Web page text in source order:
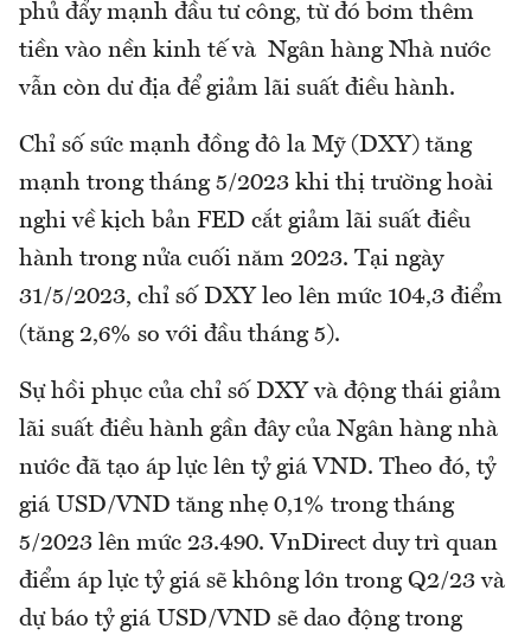
phủ đẩy mạnh đầu tư công, từ đó bơm thêm
tiền vào nền kinh tế và Ngân hàng Nhà nước
vẫn còn dư địa để giảm lãi suất điều hành.
Chỉ số sức mạnh đồng đô la Mỹ (DXY) tăng
mạnh trong tháng 5/2023 khi thị trường hoài
nghi về kịch bản FED cắt giảm lãi suất điều
hành trong nửa cuối năm 2023. Tại ngày
31/5/2023, chỉ số DXY leo lên mức 104,3 điểm
(tăng 2,6% so với đầu tháng 5).
Sự hồi phục của chỉ số DXY và động thái giảm
lãi suất điều hành gần đây của Ngân hàng nhà
nước đã tạo áp lực lên tỷ giá VND. Theo đó, tỷ
giá USD/VND tăng nhẹ 0,1% trong tháng
5/2023 lên mức 23.490. VnDirect duy trì quan
điểm áp lực tỷ giá sẽ không lớn trong Q2/23 và
dự báo tỷ giá USD/VND sẽ dao động trong